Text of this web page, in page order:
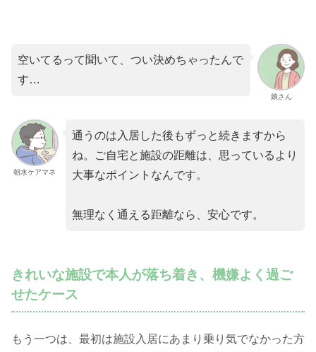
娘さん
空いてるって聞いて、つい決めちゃったんで
す…
朝水ケアマネ
通うのは入居した後もずっと続きますから
ね。ご自宅と施設の距離は、思っているより
大事なポイントなんです。
無理なく通える距離なら、安心です。
きれいな施設で本人が落ち着き、機嫌よく過ご
せたケース
もう一つは、最初は施設入居にあまり乗り気でなかった方